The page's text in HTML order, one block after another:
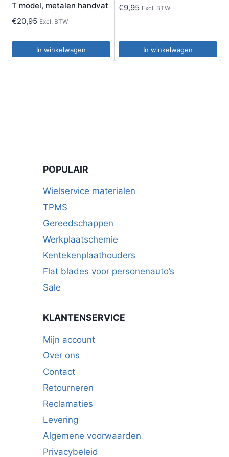
T model, metalen handvat
€20,95 Excl. BTW
In winkelwagen
€9,95 Excl. BTW
In winkelwagen
POPULAIR
Wielservice materialen
TPMS
Gereedschappen
Werkplaatschemie
Kentekenplaathouders
Flat blades voor personenauto’s
Sale
KLANTENSERVICE
Mijn account
Over ons
Contact
Retourneren
Reclamaties
Levering
Algemene voorwaarden
Privacybeleid